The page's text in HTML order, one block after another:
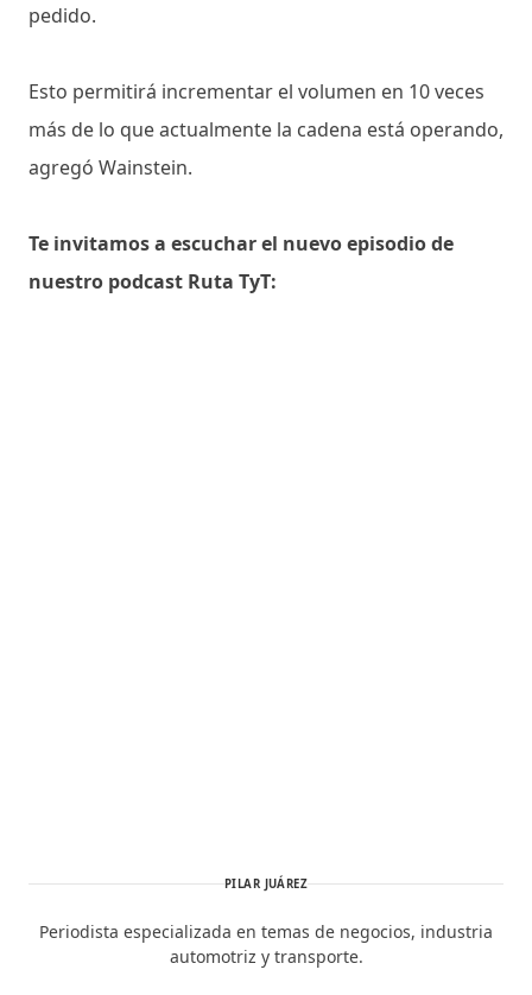
pedido.
Esto permitirá incrementar el volumen en 10 veces
más de lo que actualmente la cadena está operando,
agregó Wainstein.
Te invitamos a escuchar el nuevo episodio de
nuestro podcast Ruta TyT:
PILAR JUÁREZ
Periodista especializada en temas de negocios, industria
automotriz y transporte.